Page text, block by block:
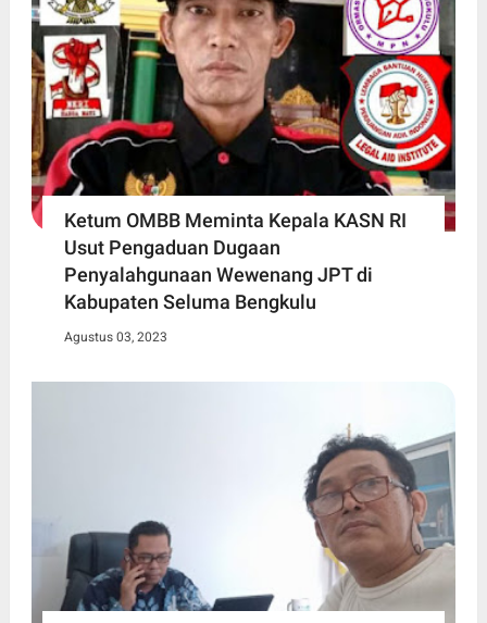
Ketum OMBB Meminta Kepala KASN RI
Usut Pengaduan Dugaan
Penyalahgunaan Wewenang JPT di
Kabupaten Seluma Bengkulu
Agustus 03, 2023